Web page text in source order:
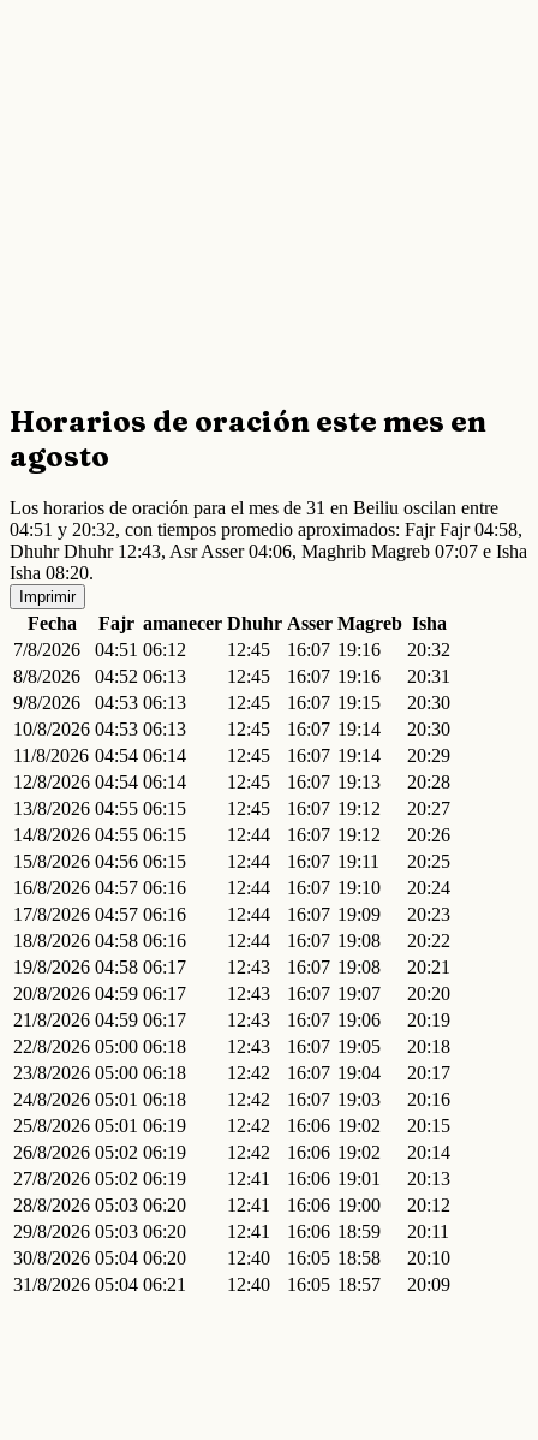
Horarios de oración este mes en
agosto
Los horarios de oración para el mes de 31 en Beiliu oscilan entre
04:51 y 20:32, con tiempos promedio aproximados: Fajr Fajr 04:58,
Dhuhr Dhuhr 12:43, Asr Asser 04:06, Maghrib Magreb 07:07 e Isha
Isha 08:20.
Imprimir
Fecha Fajr amanecer Dhuhr Asser Magreb Isha
7/8/2026
04:51 06:12 12:45 16:07 19:16
20:32
8/8/2026
04:52 06:13 12:45 16:07 19:16
20:31
9/8/2026
04:53 06:13 12:45 16:07 19:15
20:30
10/8/2026 04:53 06:13 12:45 16:07 19:14
20:30
11/8/2026 04:54 06:14 12:45 16:07 19:14
20:29
12/8/2026 04:54 06:14 12:45 16:07 19:13
20:28
13/8/2026 04:55 06:15 12:45 16:07 19:12
20:27
14/8/2026 04:55 06:15 12:44 16:07 19:12
20:26
15/8/2026 04:56 06:15 12:44 16:07 19:11
20:25
16/8/2026 04:57 06:16 12:44 16:07 19:10
20:24
17/8/2026 04:57 06:16 12:44 16:07 19:09
20:23
18/8/2026 04:58 06:16 12:44 16:07 19:08
20:22
19/8/2026 04:58 06:17 12:43 16:07 19:08
20:21
20/8/2026 04:59 06:17 12:43 16:07 19:07
20:20
21/8/2026 04:59 06:17 12:43 16:07 19:06
20:19
22/8/2026 05:00 06:18 12:43 16:07 19:05
20:18
23/8/2026 05:00 06:18 12:42 16:07 19:04
20:17
24/8/2026 05:01 06:18 12:42 16:07 19:03
20:16
25/8/2026 05:01 06:19 12:42 16:06 19:02
20:15
26/8/2026 05:02 06:19 12:42 16:06 19:02
20:14
27/8/2026 05:02 06:19 12:41 16:06 19:01
20:13
28/8/2026 05:03 06:20 12:41 16:06 19:00
20:12
29/8/2026 05:03 06:20 12:41 16:06 18:59
20:11
30/8/2026 05:04 06:20 12:40 16:05 18:58
20:10
31/8/2026 05:04 06:21 12:40 16:05 18:57 20:09